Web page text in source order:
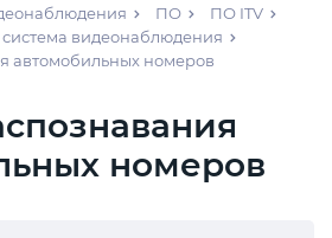
ПО
ПО ITV
видеонаблюдения
автомобильных номеров
номеров